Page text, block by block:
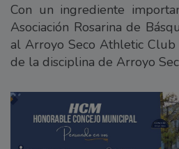
Con un ingrediente
Asociación Rosarina de
al Arroyo Seco Athletic
de la disciplina de Arroyo